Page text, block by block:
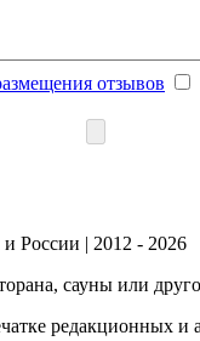
отзывов
России | 2012 - 2026
сауны или
редакционных и